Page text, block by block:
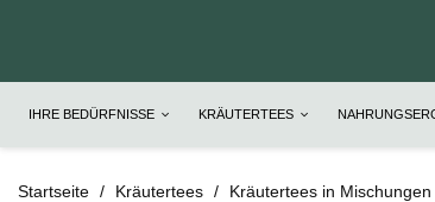
IHRE BEDÜRFNISSE KRÄUTERTEES
Startseite Kräutertees Kräutertees in Mischungen